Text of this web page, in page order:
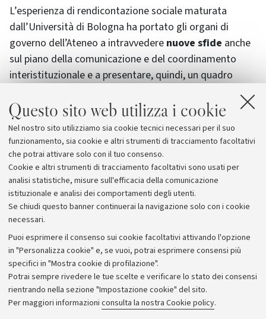
Questo sito web utilizza i cookie
Nel nostro sito utilizziamo sia cookie tecnici necessari per il suo
funzionamento, sia cookie e altri strumenti di tracciamento facoltativi
che potrai attivare solo con il tuo consenso.
Cookie e altri strumenti di tracciamento facoltativi sono usati per
analisi statistiche, misure sull'efficacia della comunicazione
istituzionale e analisi dei comportamenti degli utenti.
Se chiudi questo banner continuerai la navigazione solo con i cookie
necessari.
Puoi esprimere il consenso sui cookie facoltativi attivando l'opzione
in "Personalizza cookie" e, se vuoi, potrai esprimere consensi più
specifici in "Mostra cookie di profilazione".
Potrai sempre rivedere le tue scelte e verificare lo stato dei consensi
rientrando nella sezione "Impostazione cookie" del sito.
Per maggiori informazioni consulta la nostra Cookie policy.
L’esperienza di rendicontazione sociale maturata
dall’Università di Bologna ha portato gli organi di
governo dell’Ateneo a intravvedere nuove sfide anche
sul piano della comunicazione e del coordinamento
interistituzionale e a presentare, quindi, un quadro
complessivo dei risultati conseguiti dall’Alma Mater e
dei servizi offerti ai propri interlocutori, cercando di
evidenziare altresì gli impatti prodotti sul territorio e di
contribuire, in questa logica, ad innalzare il senso di
responsabilità sociale dell’Ateneo.
Archivio
Comunicati stampa
Redazione
Rassegna stampa